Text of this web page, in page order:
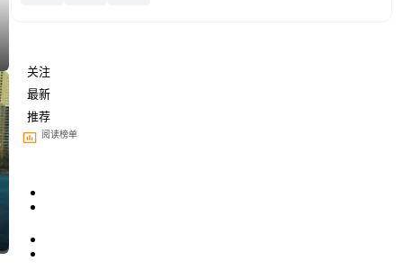
关注
最新
推荐
阅读榜单